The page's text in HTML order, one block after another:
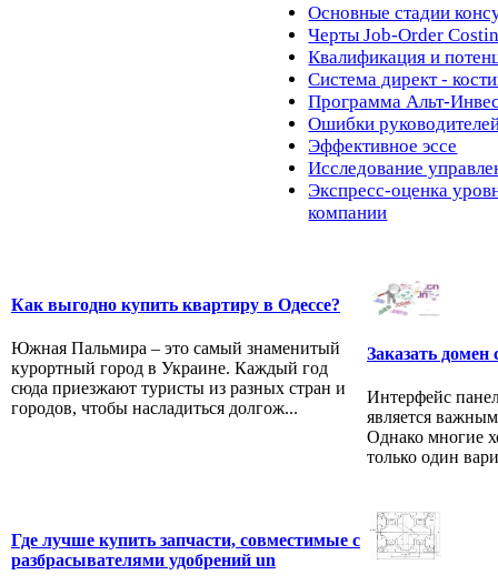
Основные стадии
Черты Job-Order
Квалификация и
Система директ -
Программа Альт-
Ошибки
Эффективное эссе
Исследование
Экспресс-оценка
компании
Как выгодно купить квартиру в Одессе?
Южная Пальмира – это самый знаменитый
курортный город в Украине. Каждый год
сюда приезжают туристы из разных стран и
городов, чтобы насладиться долгож...
Заказать домен
Интерфейс
является
Однако многие
только один
Где лучше купить запчасти, совместимые с
разбрасывателями удобрений un